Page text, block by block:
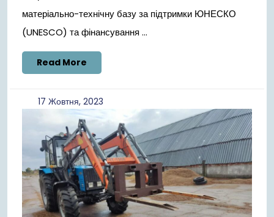
матеріально-технічну базу за підтримки ЮНЕСКО
(UNESCO) та фінансування ...
Read More
More
17 Жовтня, 202317
Жовтня,
2023